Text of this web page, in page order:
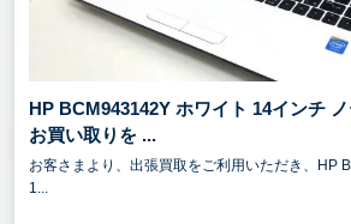
HP BCM943142Y ホワイト 14インチ
お買い取りを ...
お客さまより、出張買取をご利用いただき、HP
1...